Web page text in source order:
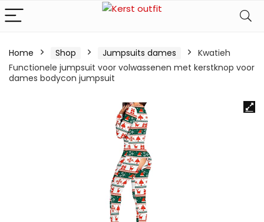
Home Shop Jumpsuits dames
Kwatieh
Functionele jumpsuit voor volwassenen met kerstknop voor
dames bodycon jumpsuit